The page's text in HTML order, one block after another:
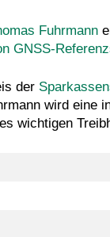
Fuhrmann
GNSS-
der
wird eine
wichtigen